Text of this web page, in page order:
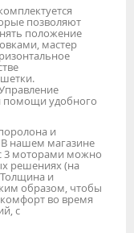
позволяют
положение
мастер
помощи удобного
и
В нашем магазине
3 моторами можно
решениях (на
и
образом, чтобы
во время
с